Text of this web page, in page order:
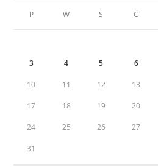
P W Ś C
3 4 5 6
10 11 12 13
17 18 19 20
24 25 26 27
31